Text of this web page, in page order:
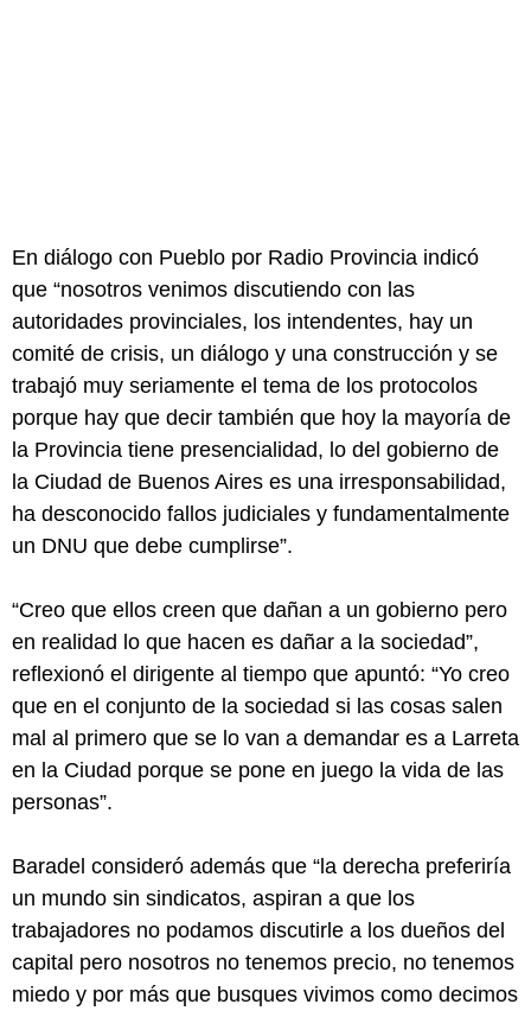
En diálogo con Pueblo por Radio Provincia indicó
que “nosotros venimos discutiendo con las
autoridades provinciales, los intendentes, hay un
comité de crisis, un diálogo y una construcción y se
trabajó muy seriamente el tema de los protocolos
porque hay que decir también que hoy la mayoría de
la Provincia tiene presencialidad, lo del gobierno de
la Ciudad de Buenos Aires es una irresponsabilidad,
ha desconocido fallos judiciales y fundamentalmente
un DNU que debe cumplirse”.
“Creo que ellos creen que dañan a un gobierno pero
en realidad lo que hacen es dañar a la sociedad”,
reflexionó el dirigente al tiempo que apuntó: “Yo creo
que en el conjunto de la sociedad si las cosas salen
mal al primero que se lo van a demandar es a Larreta
en la Ciudad porque se pone en juego la vida de las
personas”.
Baradel consideró además que “la derecha preferiría
un mundo sin sindicatos, aspiran a que los
trabajadores no podamos discutirle a los dueños del
capital pero nosotros no tenemos precio, no tenemos
miedo y por más que busques vivimos como decimos